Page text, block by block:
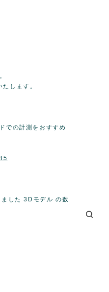
します。
での計測をおすすめ
した 3Dモデル の数